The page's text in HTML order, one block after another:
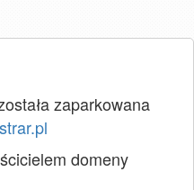
zaparkowana
domeny